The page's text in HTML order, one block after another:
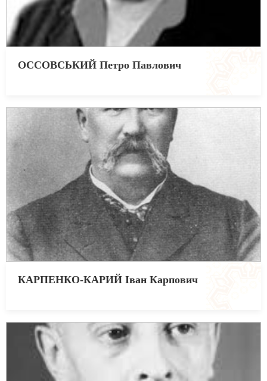
ОССОВСЬКИЙ Петро Павлович
КАРПЕНКО-КАРИЙ Іван Карпович